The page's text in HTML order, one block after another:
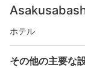
ホテル
その他の主要な